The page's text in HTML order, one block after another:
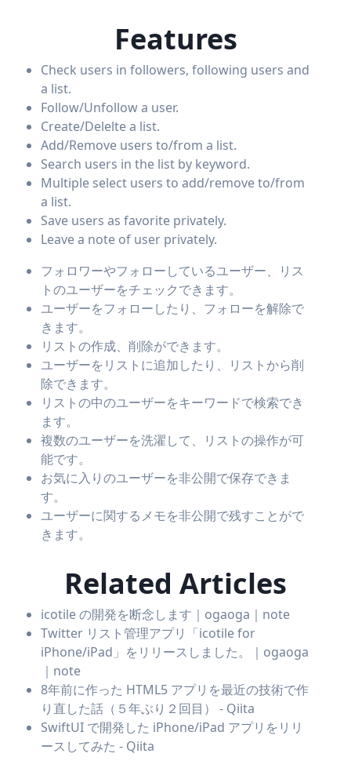
Features
Check users in followers, following users and
a list.
Follow/Unfollow a user.
Create/Delelte a list.
Add/Remove users to/from a list.
Search users in the list by keyword.
Multiple select users to add/remove to/from
a list.
Save users as favorite privately.
Leave a note of user privately.
フォロワーやフォローしているユーザー、リス
トのユーザーをチェックできます。
ユーザーをフォローしたり、フォローを解除で
きます。
リストの作成、削除ができます。
ユーザーをリストに追加したり、リストから削
除できます。
リストの中のユーザーをキーワードで検索でき
ます。
複数のユーザーを洗濯して、リストの操作が可
能です。
お気に入りのユーザーを非公開で保存できま
す。
ユーザーに関するメモを非公開で残すことがで
きます。
Related Articles
icotile の開発を断念します｜ogaoga｜note
Twitter リスト管理アプリ「icotile for
iPhone/iPad」をリリースしました。｜ogaoga
｜note
8年前に作った HTML5 アプリを最近の技術で作
り直した話（５年ぶり２回目） - Qiita
SwiftUI で開発した iPhone/iPad アプリをリリ
ースしてみた - Qiita